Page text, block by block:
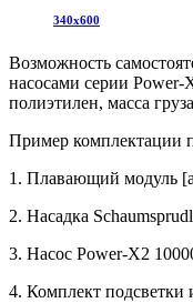
340х600
Возможность
насосами серии Power-
полиэтилен, масса
Пример комплектации
1. Плавающий модуль
2. Насадка
3. Насос Power-X2
4. Комплект подсветки